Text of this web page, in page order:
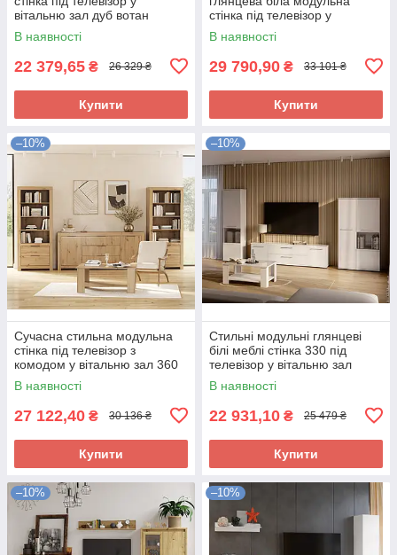
вітальню зал дуб вотан
Мортіз Мебель Сервіс 337 см
В наявності
22 379,65 ₴ 26 329 ₴
Купити
стінка під телевізор у
вітальню зал мінімалізм Рома
Миро-Марк
В наявності
29 790,90 ₴ 33 101 ₴
Купити
–10%
Сучасна стильна модульна
стінка під телевізор з
комодом у вітальню зал 360
см Томмі Миро-Марк дуб
артизан
В наявності
27 122,40 ₴ 30 136 ₴
Купити
–10%
Стильні модульні глянцеві
білі меблі стінка 330 під
телевізор у вітальню зал
мінімалізм Фемелі Миро-
Марк
В наявності
22 931,10 ₴ 25 479 ₴
Купити
–10% –10%